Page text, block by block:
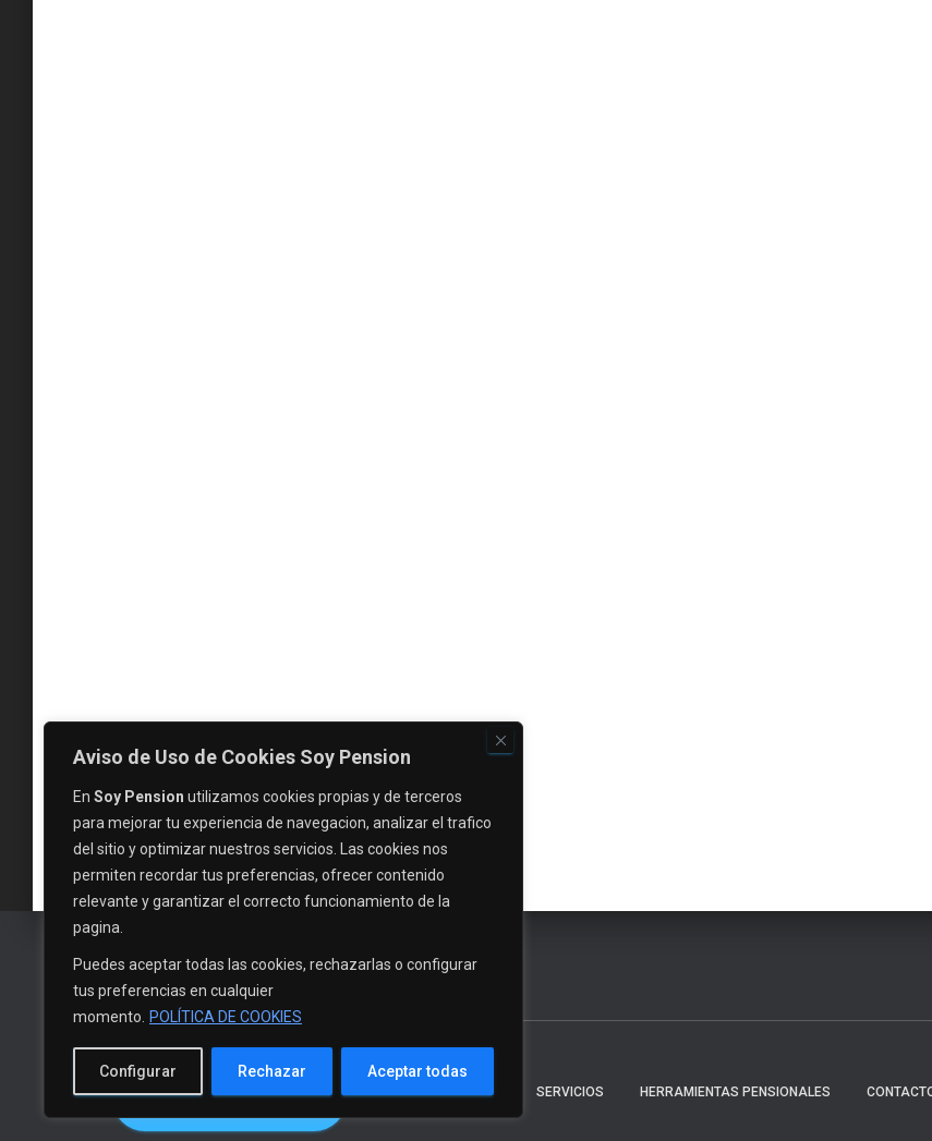
Aviso de Uso de Cookies Soy Pension
En Soy Pension utilizamos cookies propias y de terceros
para mejorar tu experiencia de navegacion, analizar el trafico
del sitio y optimizar nuestros servicios. Las cookies nos
permiten recordar tus preferencias, ofrecer contenido
relevante y garantizar el correcto funcionamiento de la
pagina.
Puedes aceptar todas las cookies, rechazarlas o configurar
tus preferencias en cualquier
momento.
POLÍTICA DE COOKIES
Configurar Rechazar Aceptar todas
EVALUAR MI CASO INICIO NOTICIAS SERVICIOS HERRAMIENTAS PENSIONALES